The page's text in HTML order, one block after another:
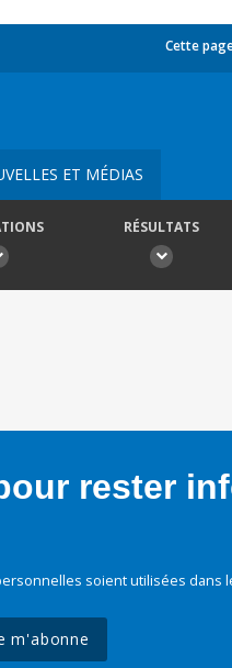
Cette
ET MÉDIAS
RÉSULTATS
rester
soient utilisées dans
m'abonne